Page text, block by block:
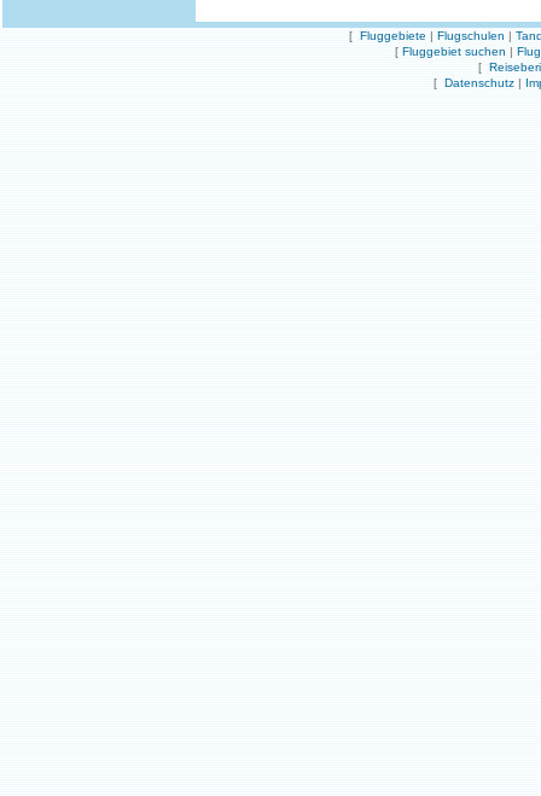
[ Fluggebiete | Flugschulen |
[ Fluggebiet suchen |
[
[ Datenschutz |